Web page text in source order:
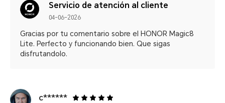
Servicio de atención al cliente
04-06-2026
Gracias por tu comentario sobre el HONOR Magic8
Lite. Perfecto y funcionando bien. Que sigas
disfrutandolo.
c******